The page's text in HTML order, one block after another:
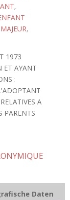
,
MAJEUR,
1973
ET AYANT
:
A
PARENTS
Daten